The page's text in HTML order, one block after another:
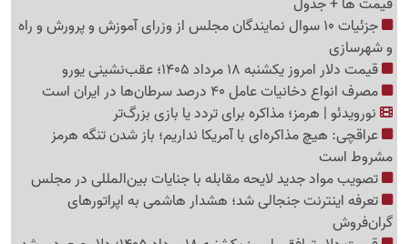
جزئیات 10 سوال نمایندگان مجلس از وزرای آموزش و پرورش و راه
و شهرسازی
قیمت دلار امروز یکشنبه 18 مرداد 1405؛ عقب‌نشینی یورو
مصرف انواع دخانیات عامل 40 درصد سرطان‌ها در ایران است
نورویدئو | هرمز؛ مذاکره برای تردد یا بازی بزرگ‌تر
عراقچی: هیچ مذاکره‌ای با آمریکا نداریم؛ باز شدن تنگه هرمز
مشروط است
تصویب مواد جدید لایحه مقابله با جنایات بین‌المللی در مجلس
تعرفه اینترنت جنجالی شد؛ هشدار هاشمی به اپراتورهای
گرا‌ن‌فروش